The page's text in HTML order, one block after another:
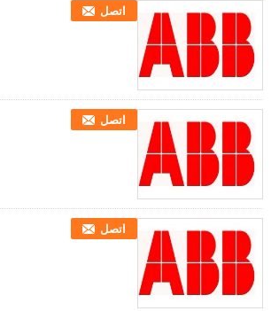
اتصل
اتصل
اتصل